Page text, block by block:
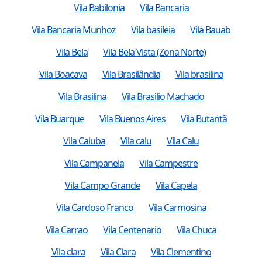
Vila Babilonia
Vila Bancaria
Vila Bancaria Munhoz
Vila basileia
Vila Bauab
Vila Bela
Vila Bela Vista (Zona Norte)
Vila Boacava
Vila Brasilândia
Vila brasilina
Vila Brasilina
Vila Brasilio Machado
Vila Buarque
Vila Buenos Aires
Vila Butantã
Vila Caiuba
Vila calu
Vila Calu
Vila Campanela
Vila Campestre
Vila Campo Grande
Vila Capela
Vila Cardoso Franco
Vila Carmosina
Vila Carrao
Vila Centenario
Vila Chuca
Vila clara
Vila Clara
Vila Clementino